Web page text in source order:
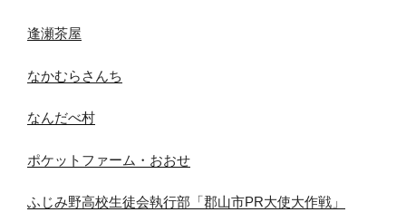
逢瀬茶屋
なかむらさんち
なんだべ村
ポケットファーム・おおせ
ふじみ野高校生徒会執行部「郡山市PR大使大作戦」